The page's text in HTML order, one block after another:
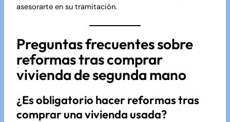
asesorarte en su tramitación.
Preguntas frecuentes sobre
reformas tras comprar
vivienda de segunda mano
¿Es obligatorio hacer reformas tras
comprar una vivienda usada?